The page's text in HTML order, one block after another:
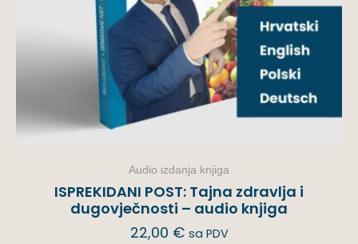
Audio izdanja knjiga
ISPREKIDANI POST: Tajna zdravlja i
dugovječnosti – audio knjiga
22,00 € sa PDV